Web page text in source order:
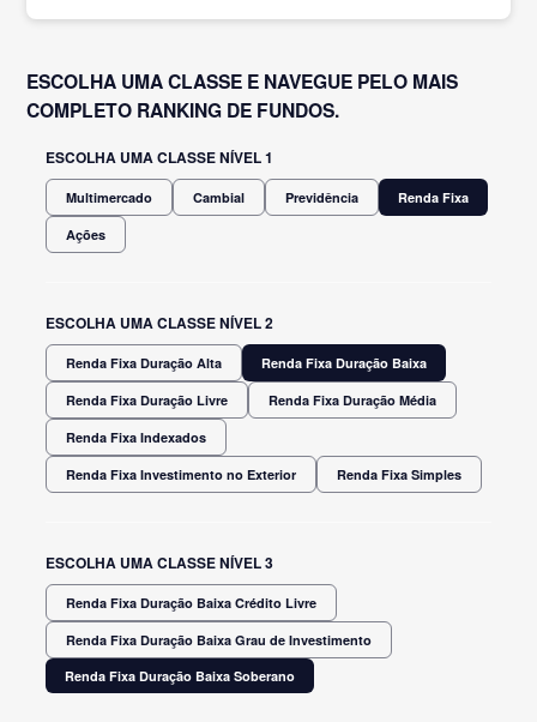
ESCOLHA UMA CLASSE E NAVEGUE PELO MAIS
COMPLETO RANKING DE FUNDOS.
ESCOLHA UMA CLASSE NÍVEL 1
Multimercado Cambial Previdência Renda Fixa
Ações
ESCOLHA UMA CLASSE NÍVEL 2
Renda Fixa Duração Alta Renda Fixa Duração Baixa
Renda Fixa Duração Livre Renda Fixa Duração Média
Renda Fixa Indexados
Renda Fixa Investimento no Exterior Renda Fixa Simples
ESCOLHA UMA CLASSE NÍVEL 3
Renda Fixa Duração Baixa Crédito Livre
Renda Fixa Duração Baixa Grau de Investimento
Renda Fixa Duração Baixa Soberano